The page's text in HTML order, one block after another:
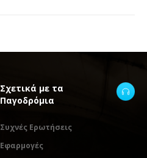
Σχετικά με τα
Παγοδρόμια
Συχνές Ερωτήσεις
Εφαρμογές